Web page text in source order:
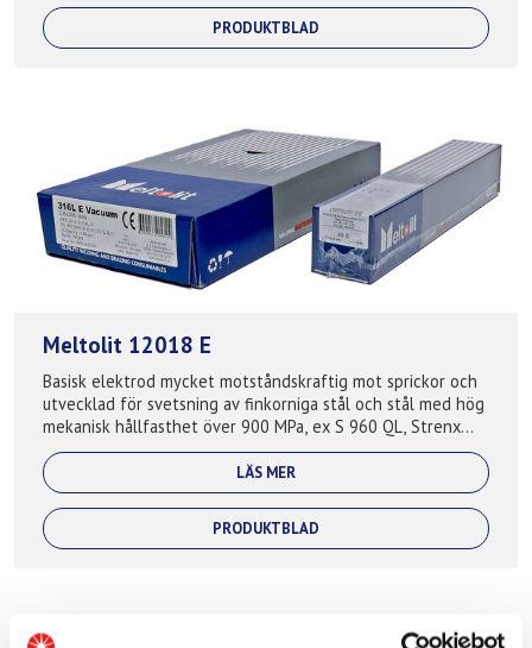
PRODUKTBLAD
Meltolit 12018 E
Basisk elektrod mycket motståndskraftig mot sprickor och
utvecklad för svetsning av finkorniga stål och stål med hög
mekanisk hållfasthet över 900 MPa, ex S 960 QL, Strenx
960 och motsvarande stål....
LÄS MER
PRODUKTBLAD